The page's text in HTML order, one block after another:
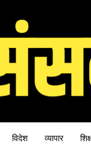
विदेश व्यापार